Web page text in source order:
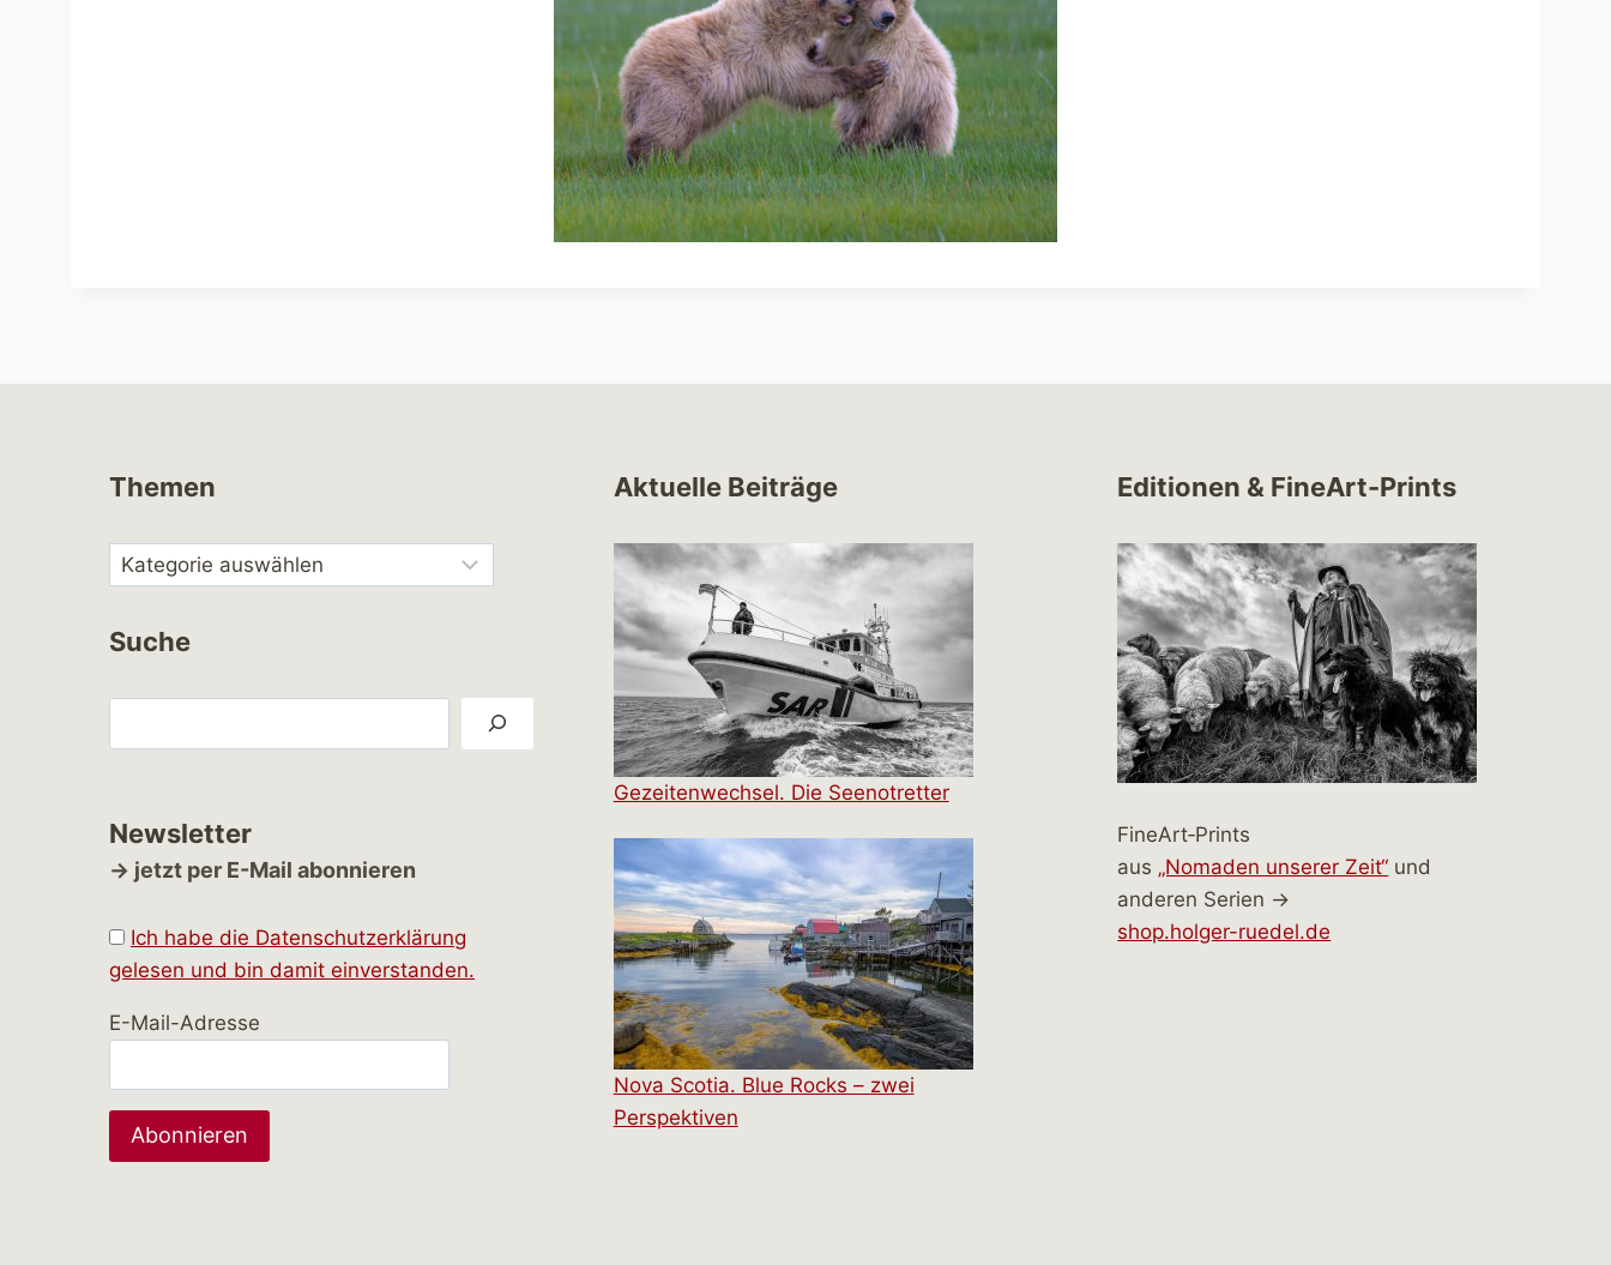
Themen
Suche
Newsletter
→ jetzt per E-Mail abonnieren
Ich habe die Datenschutzerklärung
gelesen und bin damit einverstanden.
E-Mail-Adresse
Aktuelle Beiträge
Gezeitenwechsel. Die Seenotretter
Nova Scotia. Blue Rocks – zwei
Perspektiven
Editionen & FineArt-Prints
FineArt‑Prints
aus „Nomaden unserer Zeit“ und
anderen Serien →
shop.holger-ruedel.de